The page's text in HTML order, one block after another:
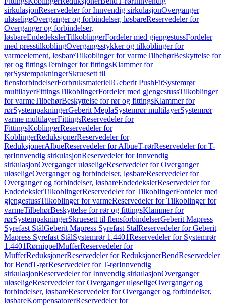
sirkulasjonReservedeler for Innvendig sirkulasjonOverganger
uløseligeOverganger og forbindelser, løsbareReservedeler for
Overganger og forbindelser,
løsbareEndedekslerTilkoblingerFordeler med gjengestussFordeler
med presstilkoblingOvergangsstykker og tilkoblinger for
varmeelement, løsbareTilkoblinger for varmeTilbehørBeskyttelse for
rør og fittingsTetninger for fittingsKlammer for
rørSystempakningerSkruesett til
flensforbindelserForbruksmateriellGeberit PushFitSystemrør
multilayerFittingsTilkoblingerFordeler med gjengestussTilkoblinger
for varmeTilbehørBeskyttelse for rør og fittingsKlammer for
rørSystempakningerGeberit MeplaSystemrør multilayerSystemrør
varme multilayerFittingsReservedeler for
FittingsKoblingerReservedeler for
KoblingerReduksjonerReservedeler for
ReduksjonerAlbueReservedeler for AlbueT-rørReservedeler for T-
rørInnvendig sirkulasjonReservedeler for Innvendig
sirkulasjonOverganger uløseligeReservedeler for Overganger
uløseligeOverganger og forbindelser, løsbareReservedeler for
Overganger og forbindelser, løsbareEndedekslerReservedeler for
EndedekslerTilkoblingerReservedeler for TilkoblingerFordeler med
gjengestussTilkoblinger for varmeReservedeler for Tilkoblinger for
varmeTilbehørBeskyttelse for rør og fittingsKlammer for
rørSystempakningerSkruesett til flensforbindelserGeberit Mapress
Syrefast StålGeberit Mapress Syrefast StålReservedeler for Geberit
Mapress Syrefast StålSystemrør 1.4401Reservedeler for Systemrør
1.4401RørnippelMufferReservedeler for
MufferReduksjonerReservedeler for ReduksjonerBendReservedeler
for BendT-rørReservedeler for T-rørInnvendig
sirkulasjonReservedeler for Innvendig sirkulasjonOverganger
uløseligeReservedeler for Overganger uløseligeOverganger og
forbindelser, løsbareReservedeler for Overganger og forbindelser,
løsbareKompensatorerReservedeler for